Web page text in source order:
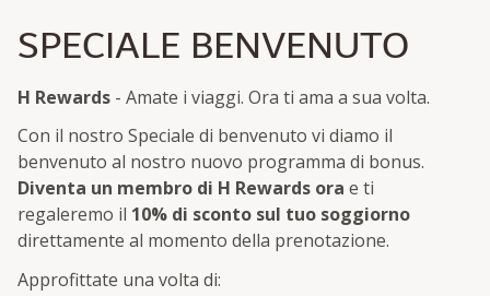
SPECIALE BENVENUTO
H Rewards - Amate i viaggi. Ora ti ama a sua volta.
Con il nostro Speciale di benvenuto vi diamo il
benvenuto al nostro nuovo programma di bonus.
Diventa un membro di H Rewards ora e ti
regaleremo il 10% di sconto sul tuo soggiorno
direttamente al momento della prenotazione.
Approfittate una volta di: